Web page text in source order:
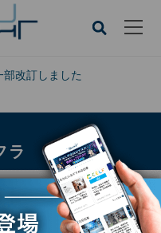
改訂しました
ラ
3弾「高火力VRT」提供開始